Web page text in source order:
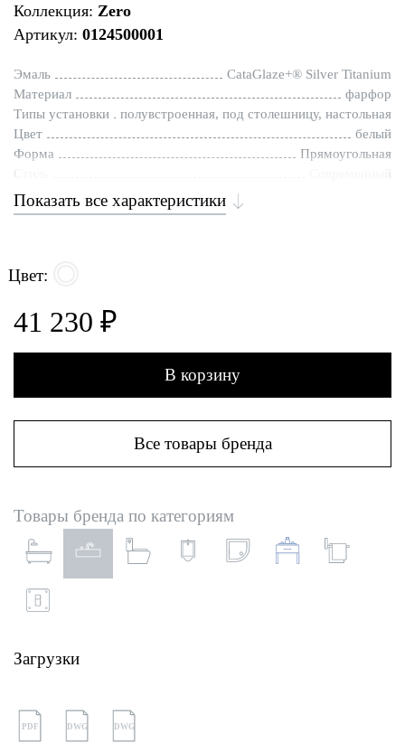
Коллекция: Zero
Артикул: 0124500001
Эмаль
CataGlaze+® Silver Titanium
Материал
фарфор
Типы установки
полувстроенная, под столешницу, настольная
Цвет
белый
Форма
Прямоугольная
Стиль
Современный
Показать все характеристики
Цвет:
41 230 ₽
В корзину
Все товары бренда
Товары бренда по категориям
Загрузки
PDF DWG DWG